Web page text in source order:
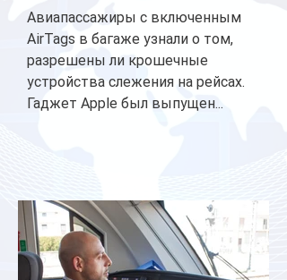
Авиапассажиры с включенным
AirTags в багаже узнали о том,
разрешены ли крошечные
устройства слежения на рейсах.
Гаджет Apple был выпущен...